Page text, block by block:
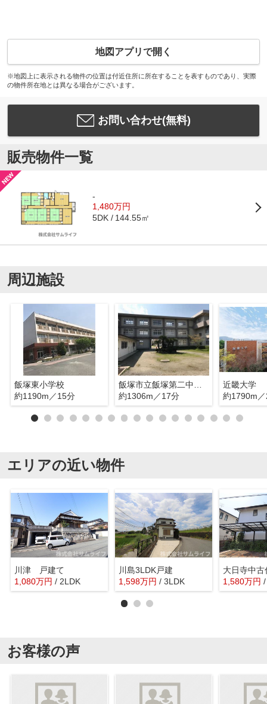
地図アプリで開く
※地図上に表示される物件の位置は付近住所に所在することを表すものであり、実際
の物件所在地とは異なる場合がございます。
お問い合わせ(無料)
販売物件一覧
-
1,480万円
5DK 144.55㎡
周辺施設
飯塚東小学校
約1190m／15分
約1306m／17分
近畿大学
約1790m
エリアの近い物件
川津 戸建て
1,080万円 / 2LDK
川島3LDK戸建
1,598万円 / 3LDK
大日寺中古
1,580万円
お客様の声